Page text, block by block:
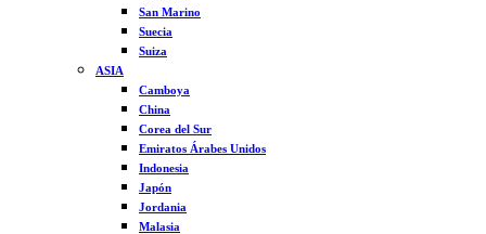
San Marino
Suecia
Suiza
ASIA
Camboya
China
Corea del Sur
Emiratos Árabes Unidos
Indonesia
Japón
Jordania
Malasia